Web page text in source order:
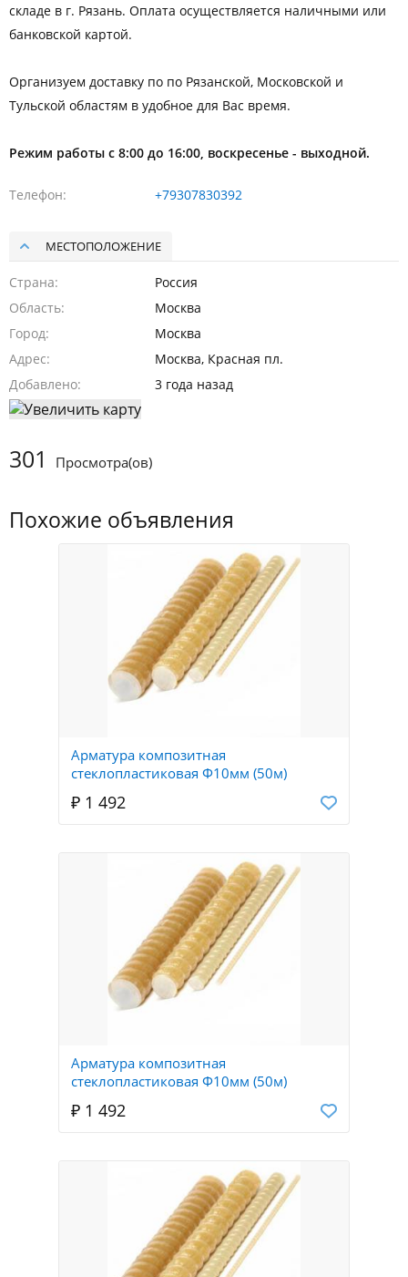
Похожие объявления
Арматура композитная
стеклопластиковая Ф10мм (50м)
₽ 1 492
Арматура композитная
стеклопластиковая Ф10мм (50м)
₽ 1 492
складе в г. Рязань. Оплата осуществляется наличными или
банковской картой.
Организуем доставку по по Рязанской, Московской и
Тульской областям в удобное для Вас время.
Режим работы с 8:00 до 16:00, воскресенье - выходной.
Телефон +79307830392
МЕСТОПОЛОЖЕНИЕ
Страна
Россия
Область
Москва
Город
Москва
Адрес
Москва, Красная пл.
Добавлено
3 года назад
301 Просмотра(ов)